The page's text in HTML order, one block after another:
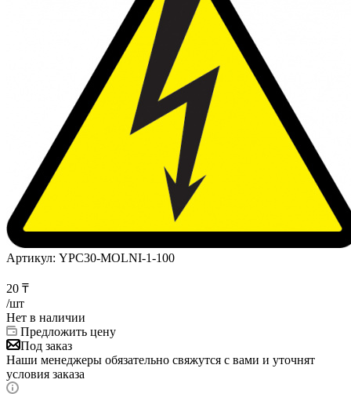
Артикул: YPC30-MOLNI-1-100
20 ₸
/шт
Нет в наличии
Предложить цену
Под заказ
Наши менеджеры обязательно свяжутся с вами и уточнят
условия заказа